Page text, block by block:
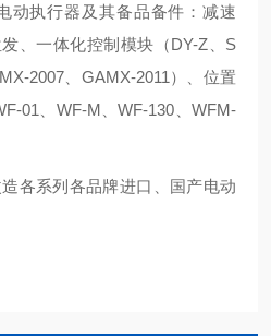
动执行器及其备品备件：减速
、一体化控制模块（DY-Z、S
2007、GAMX-2011）、位置
01、WF-M、WF-130、WFM-
各系列各品牌进口、国产电动